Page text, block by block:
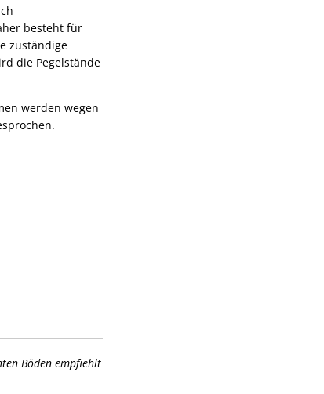
besteht für
zuständige
die Pegelstände
werden wegen
Böden empfiehlt